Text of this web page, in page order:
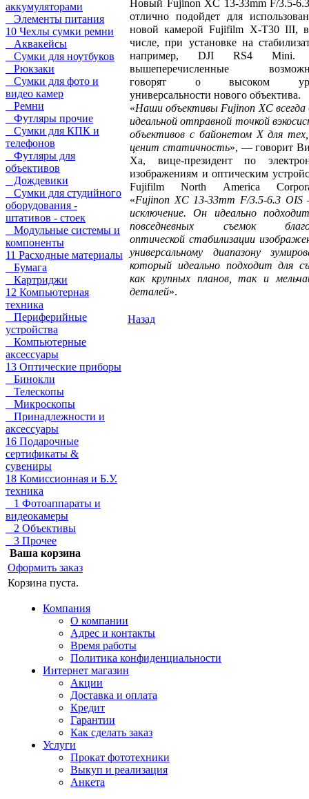
аккумуляторами
Элементы питания
10 Чехлы сумки ремни
Аквакейсы
Сумки для ноутбуков
Рюкзаки
Сумки для фото и
видео камер
Ремни
Футляры прочие
Сумки для КПК и
телефонов
Футляры для
объективов
Дождевики
Сумки для студийного
оборудования -
штативов - стоек
Модульные системы и
компоненты
11 Расходные материалы
Бумага
Картриджи
12 Компьютерная
техника
Периферийные
устройства
Компьютерные
аксессуары
13 Оптические приборы
Бинокли
Телескопы
Микроскопы
Принадлежности и
аксессуары
16 Подарочные
сертификаты &
сувениры
18 Комиссионная и Б.У.
техника
1 Фотоаппараты и
видеокамеры
2 Объективы
3 Прочее
Ваша корзина
Оформить заказ
Корзина пуста.
Новый Fujinon XC 13-33mm F/3.5-
отлично подойдет для
новой камерой Fujifilm X-T30 III,
числе, при установке на
например, DJI RS4 Mini.
вышеперечисленные
говорят о высоком
универсальности нового объектива.
«Наши объективы Fujinon XC всегда
идеальной отправной точкой в
объективов с байонетом X для
ценит статичность», — говорит
Ха, вице-президент по
изображениям и оптическим
Fujifilm North America
«Fujinon XC 13-33mm F/3.5-6.3
исключение. Он идеально
повседневных съемок
оптической стабилизации
универсальному диапазону
который идеально подходит для
как крупных планов, так и
деталей».
Назад
Компания
О компании
Адрес и контакты
Время работы
Политика конфиденциальности
Интернет магазин
Акции
Доставка и оплата
Кредит
Гарантии
Как сделать заказ
Услуги
Прокат фототехники
Выкуп и реализация
Анкета